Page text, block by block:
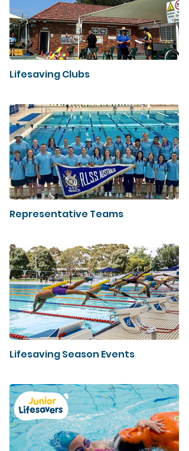
Lifesaving Clubs
Representative Teams
Lifesaving Season Events